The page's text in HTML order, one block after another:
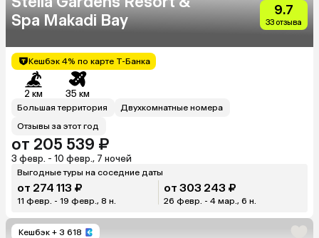
Spa Makadi Bay
9.7
33 отзыва
Кешбэк 4% по карте Т-Банка
2 км 35 км
Большая территория
Двухкомнатные номера
Отзывы за этот год
от 205 539 ₽
3 февр. - 10 февр., 7 ночей
Выгодные туры на соседние даты
от 274 113 ₽
11 февр. - 19 февр., 8 н.
от 303 243 ₽
26 февр. - 4 мар., 6 н.
Кешбэк + 3 618